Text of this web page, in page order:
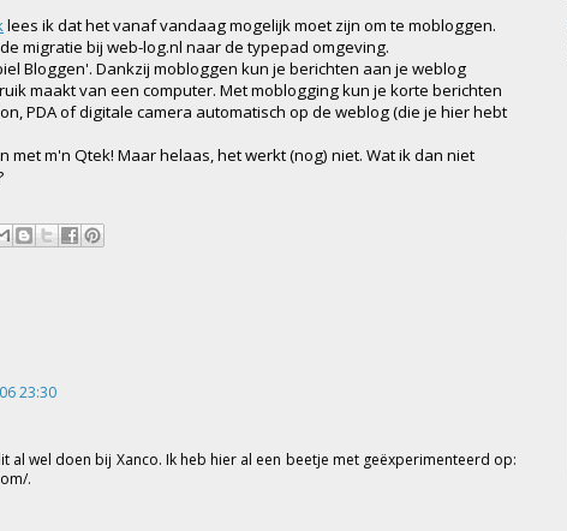
lees ik dat het vanaf vandaag mogelijk moet zijn om te mobloggen.
migratie bij web-log.nl naar de typepad omgeving.
Bloggen'. Dankzij mobloggen kun je berichten aan je weblog
maakt van een computer. Met moblogging kun je korte berichten
PDA of digitale camera automatisch op de weblog (die je hier hebt
met m'n Qtek! Maar helaas, het werkt (nog) niet. Wat ik dan niet
23:30
al wel doen bij Xanco. Ik heb hier al een beetje met geëxperimenteerd op:
.